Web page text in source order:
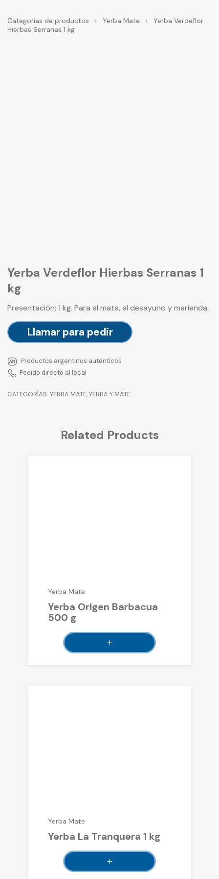
Categorías de productos › Yerba Mate ›
Yerba Verdeflor
Hierbas Serranas 1 kg
Yerba Verdeflor Hierbas Serranas 1
kg
Presentación: 1 kg. Para el mate, el desayuno y merienda.
Llamar para pedir
Productos argentinos auténticos
Pedido directo al local
CATEGORÍAS: YERBA MATE,YERBA Y MATE
Related Products
Yerba Mate
Yerba Origen Barbacua
500 g
Yerba Mate
Yerba La Tranquera 1 kg